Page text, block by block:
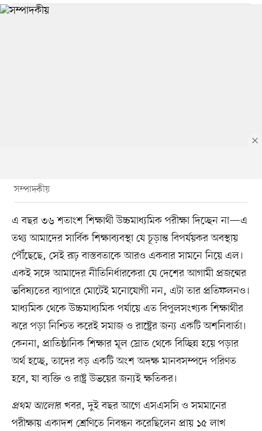
সম্পাদকীয়
এ বছর ৩৬ শতাংশ শিক্ষার্থী উচ্চমাধ্যমিক পরীক্ষা দিচ্ছেন না—এ
তথ্য আমাদের সার্বিক শিক্ষাব্যবস্থা যে চূড়ান্ত বিপর্যয়কর অবস্থায়
পৌঁছেছে, সেই রূঢ় বাস্তবতাকে আরও একবার সামনে নিয়ে এল।
একই সঙ্গে আমাদের নীতিনির্ধারকেরা যে দেশের আগামী প্রজন্মের
ভবিষ্যতের ব্যাপারে মোটেই মনোযোগী নন, এটা তার প্রতিফলনও।
মাধ্যমিক থেকে উচ্চমাধ্যমিক পর্যায়ে এত বিপুলসংখ্যক শিক্ষার্থীর
ঝরে পড়া নিশ্চিত করেই সমাজ ও রাষ্ট্রের জন্য একটি অশনিবার্তা।
কেননা, প্রাতিষ্ঠানিক শিক্ষার মূল স্রোত থেকে বিচ্ছিন্ন হয়ে পড়ার
অর্থ হচ্ছে, তাদের বড় একটি অংশ অদক্ষ মানবসম্পদে পরিণত
হবে, যা ব্যক্তি ও রাষ্ট্র উভয়ের জন্যই ক্ষতিকর।
প্রথম আলোর খবর, দুই বছর আগে এসএসসি ও সমমানের
পরীক্ষায় একাদশ শ্রেণিতে নিবন্ধন করেছিলেন প্রায় ১৫ লাখ